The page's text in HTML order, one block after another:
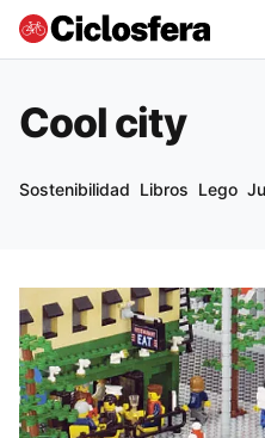
Cool city
Sostenibilidad Libros Lego